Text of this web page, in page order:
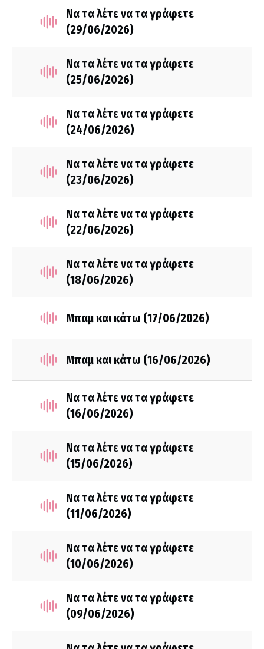
Να τα λέτε να τα γράφετε
(29/06/2026)
Να τα λέτε να τα γράφετε
(25/06/2026)
Να τα λέτε να τα γράφετε
(24/06/2026)
Να τα λέτε να τα γράφετε
(23/06/2026)
Να τα λέτε να τα γράφετε
(22/06/2026)
Να τα λέτε να τα γράφετε
(18/06/2026)
Μπαμ και κάτω (17/06/2026)
Μπαμ και κάτω (16/06/2026)
Να τα λέτε να τα γράφετε
(16/06/2026)
Να τα λέτε να τα γράφετε
(15/06/2026)
Να τα λέτε να τα γράφετε
(11/06/2026)
Να τα λέτε να τα γράφετε
(10/06/2026)
Να τα λέτε να τα γράφετε
(09/06/2026)